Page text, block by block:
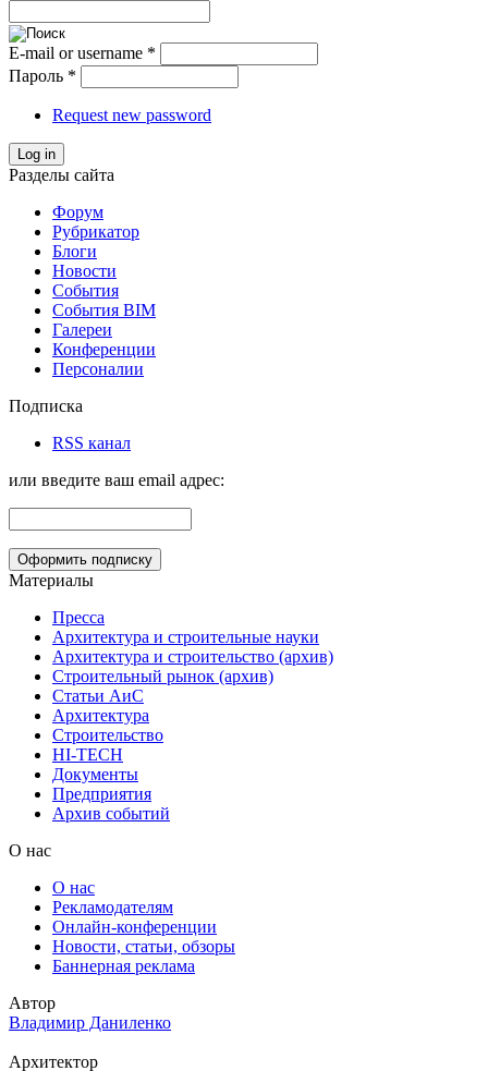
E-mail or username *
Пароль *
Request new password
Log in
Разделы сайта
Форум
Рубрикатор
Блоги
Новости
События
События BIM
Галереи
Конференции
Персоналии
Подписка
RSS канал
или введите ваш email адрес:
Материалы
Пресса
Архитектура и строительные науки
Архитектура и строительство (архив)
Строительный рынок (архив)
Статьи АиС
Архитектура
Строительство
HI-TECH
Документы
Предприятия
Архив событий
О нас
О нас
Рекламодателям
Онлайн-конференции
Новости, статьи, обзоры
Баннерная реклама
Автор
Владимир Даниленко
Архитектор